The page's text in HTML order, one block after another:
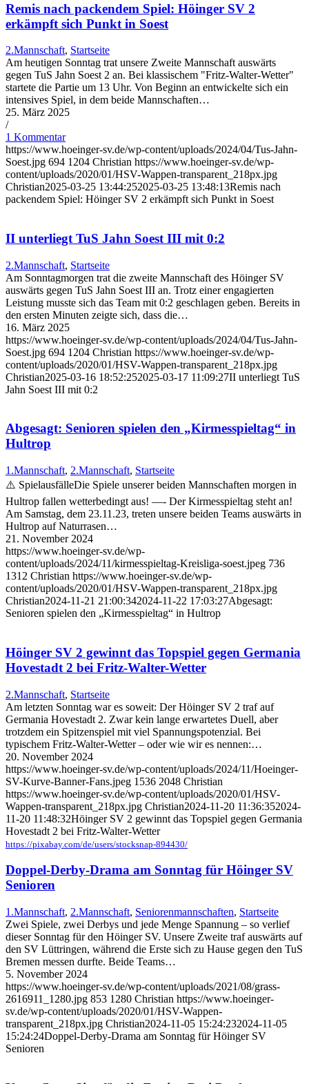
Remis nach packendem Spiel: Höinger SV 2
erkämpft sich Punkt in Soest
2.Mannschaft, Startseite
Am heutigen Sonntag trat unsere Zweite Mannschaft auswärts
gegen TuS Jahn Soest 2 an. Bei klassischem "Fritz-Walter-Wetter"
startete die Partie um 13 Uhr. Von Beginn an entwickelte sich ein
intensives Spiel, in dem beide Mannschaften…
25. März 2025
/
1 Kommentar
https://www.hoeinger-sv.de/wp-content/uploads/2024/04/Tus-Jahn-
Soest.jpg 694 1204 Christian https://www.hoeinger-sv.de/wp-
content/uploads/2020/01/HSV-Wappen-transparent_218px.jpg
Christian2025-03-25 13:44:252025-03-25 13:48:13Remis nach
packendem Spiel: Höinger SV 2 erkämpft sich Punkt in Soest
II unterliegt TuS Jahn Soest III mit 0:2
2.Mannschaft, Startseite
Am Sonntagmorgen trat die zweite Mannschaft des Höinger SV
auswärts gegen TuS Jahn Soest III an. Trotz einer engagierten
Leistung musste sich das Team mit 0:2 geschlagen geben. Bereits in
den ersten Minuten zeigte sich, dass die…
16. März 2025
https://www.hoeinger-sv.de/wp-content/uploads/2024/04/Tus-Jahn-
Soest.jpg 694 1204 Christian https://www.hoeinger-sv.de/wp-
content/uploads/2020/01/HSV-Wappen-transparent_218px.jpg
Christian2025-03-16 18:52:252025-03-17 11:09:27II unterliegt TuS
Jahn Soest III mit 0:2
Abgesagt: Senioren spielen den „Kirmesspieltag“ in
Hultrop
1.Mannschaft, 2.Mannschaft, Startseite
⚠️ SpielausfälleDie Spiele unserer beiden Mannschaften morgen in
Hultrop fallen wetterbedingt aus! —- Der Kirmesspieltag steht an!
Am Samstag, dem 23.11.23, treten unsere beiden Teams auswärts in
Hultrop auf Naturrasen…
21. November 2024
https://www.hoeinger-sv.de/wp-
content/uploads/2024/11/kirmesspieltag-Kreisliga-soest.jpeg 736
1312 Christian https://www.hoeinger-sv.de/wp-
content/uploads/2020/01/HSV-Wappen-transparent_218px.jpg
Christian2024-11-21 21:00:342024-11-22 17:03:27Abgesagt:
Senioren spielen den „Kirmesspieltag“ in Hultrop
Höinger SV 2 gewinnt das Topspiel gegen Germania
Hovestadt 2 bei Fritz-Walter-Wetter
2.Mannschaft, Startseite
Am letzten Sonntag war es soweit: Der Höinger SV 2 traf auf
Germania Hovestadt 2. Zwar kein lange erwartetes Duell, aber
trotzdem ein Spitzenspiel mit viel Spannungspotenzial. Bei
typischem Fritz-Walter-Wetter – oder wie wir es nennen:…
20. November 2024
https://www.hoeinger-sv.de/wp-content/uploads/2024/11/Hoeinger-
SV-Kurve-Banner-Fans.jpeg 1536 2048 Christian
https://www.hoeinger-sv.de/wp-content/uploads/2020/01/HSV-
Wappen-transparent_218px.jpg Christian2024-11-20 11:36:352024-
11-20 11:48:32Höinger SV 2 gewinnt das Topspiel gegen Germania
Hovestadt 2 bei Fritz-Walter-Wetter
https://pixabay.com/de/users/stocksnap-894430/
Doppel-Derby-Drama am Sonntag für Höinger SV
Senioren
1.Mannschaft, 2.Mannschaft, Seniorenmannschaften, Startseite
Zwei Spiele, zwei Derbys und jede Menge Spannung – so verlief
dieser Sonntag für den Höinger SV. Unsere Zweite traf auswärts auf
den SV Lüttringen, während die Erste sich zu Hause gegen den TuS
Bremen messen durfte. Beide Teams…
5. November 2024
https://www.hoeinger-sv.de/wp-content/uploads/2021/08/grass-
2616911_1280.jpg 853 1280 Christian https://www.hoeinger-
sv.de/wp-content/uploads/2020/01/HSV-Wappen-
transparent_218px.jpg Christian2024-11-05 15:24:232024-11-05
15:24:24Doppel-Derby-Drama am Sonntag für Höinger SV
Senioren